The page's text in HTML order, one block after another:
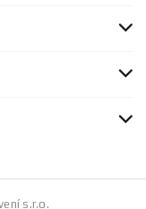
s.r.o.